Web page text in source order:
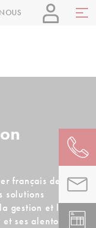
français de
solutions
gestion et la
et ses alentours.